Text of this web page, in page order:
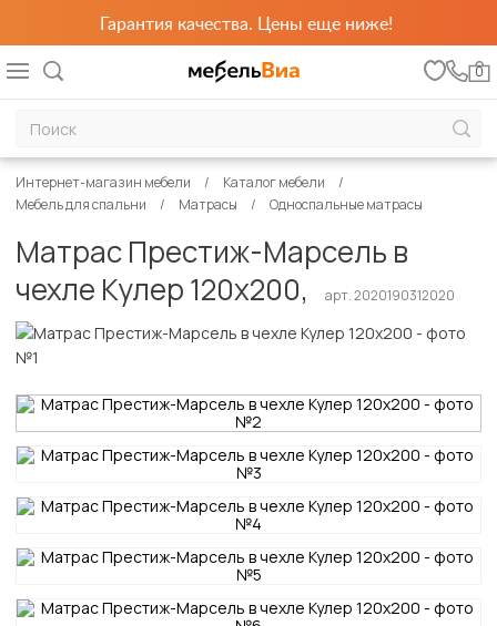
Гарантия качества. Цены еще ниже!
0
Интернет-магазин мебели
Каталог мебели
Мебель для спальни
Матрасы Односпальные матрасы
Матрас Престиж-Марсель в
чехле Кулер 120х200,
арт. 2020190312020